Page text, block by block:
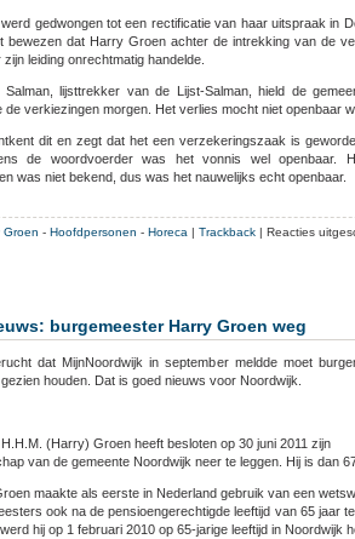
gedwongen tot een rectificatie van haar uitspraak in
bewezen dat Harry Groen achter de intrekking van de
leiding onrechtmatig handelde.
Salman, lijsttrekker van de Lijst-Salman, hield de
de verkiezingen morgen. Het verlies mocht niet openbaar
dit en zegt dat het een verzekeringszaak is
de woordvoerder was het vonnis wel openbaar.
was niet bekend, dus was het nauwelijks echt openbaar.
Groen - Hoofdpersonen - Horeca | Trackback | Reacties
burgemeester Harry Groen weg
dat MijnNoordwijk in september meldde moet
houden. Dat is goed nieuws voor Noordwijk.
(Harry) Groen heeft besloten op 30 juni 2011 zijn
van de gemeente Noordwijk neer te leggen. Hij is dan
maakte als eerste in Nederland gebruik van een
ook na de pensioengerechtigde leeftijd van 65 jaar
hij op 1 februari 2010 op 65-jarige leeftijd in Noordwijk